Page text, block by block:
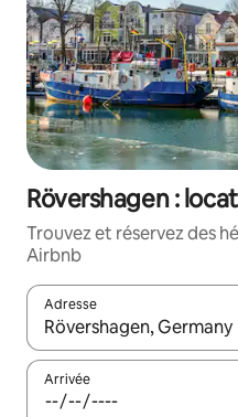
Rövershagen :
Trouvez et réservez des
Airbnb
Adresse
Lorsque les résultats
Arrivée